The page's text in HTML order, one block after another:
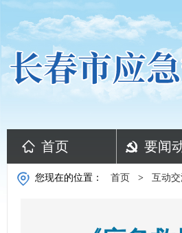
首页 要闻
您现在的位置： 首页 > 互动